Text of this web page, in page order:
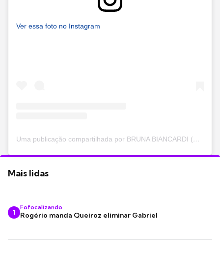
Ver essa foto no Instagram
Uma publicação compartilhada por BRUNA BIANCARDI (@brunabiancardi)
Mais lidas
1
Fofocalizando
Rogério manda Queiroz eliminar Gabriel